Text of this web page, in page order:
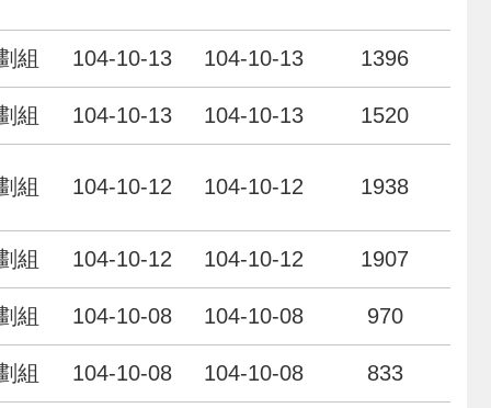
組 104-10-13 104-10-13 1396
組 104-10-13 104-10-13 1520
組 104-10-12 104-10-12 1938
組 104-10-12 104-10-12 1907
組 104-10-08 104-10-08 970
組 104-10-08 104-10-08 833